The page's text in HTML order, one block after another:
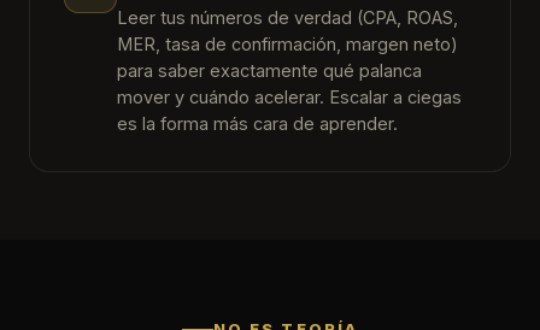
Leer tus números de verdad (CPA, ROAS,
MER, tasa de confirmación, margen neto)
para saber exactamente qué palanca
mover y cuándo acelerar. Escalar a ciegas
es la forma más cara de aprender.